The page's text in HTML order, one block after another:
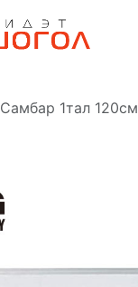
Самбар 1тал